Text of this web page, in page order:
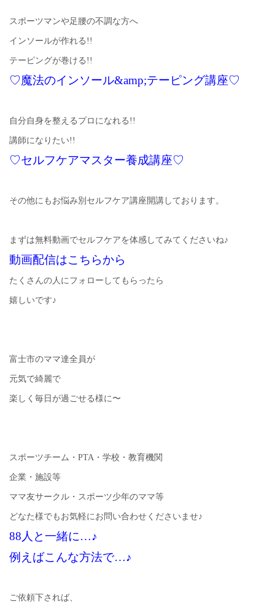
スポーツマンや足腰の不調な方へ
インソールが作れる!!
テーピングが巻ける!!
♡魔法のインソール&amp;テーピング講座♡
自分自身を整えるプロになれる!!
講師になりたい!!
♡セルフケアマスター養成講座♡
その他にもお悩み別セルフケア講座開講しております。
まずは無料動画でセルフケアを体感してみてくださいね♪
動画配信はこちらから
たくさんの人にフォローしてもらったら
嬉しいです♪
富士市のママ達全員が
元気で綺麗で
楽しく毎日が過ごせる様に〜
スポーツチーム・PTA・学校・教育機関
企業・施設等
ママ友サークル・スポーツ少年のママ等
どなた様でもお気軽にお問い合わせくださいませ♪
88人と一緒に…♪
例えばこんな方法で…♪
ご依頼下されば、